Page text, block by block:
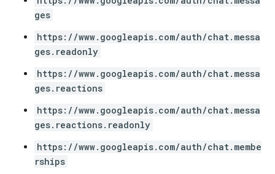
ges
https://www.googleapis.com/auth/chat.messa
ges.readonly
https://www.googleapis.com/auth/chat.messa
ges.reactions
https://www.googleapis.com/auth/chat.messa
ges.reactions.readonly
https://www.googleapis.com/auth/chat.membe
rships